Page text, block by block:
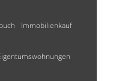
Immobilienkauf